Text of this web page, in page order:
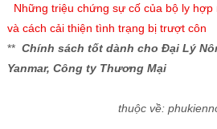
Những triệu chứng sự cố của bộ ly
và cách cải thiện tình trạng bị trượt côn
** Chính sách tốt dành cho Đại Lý
Yanmar, Công ty Thương Mại
Bản
thuộc về: